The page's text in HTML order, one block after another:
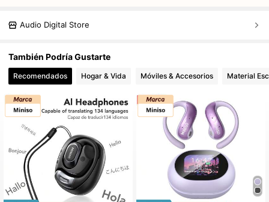
Audio Digital Store
También Podría Gustarte
Recomendados Hogar & Vida Móviles & Accesorios Material